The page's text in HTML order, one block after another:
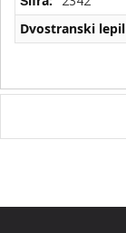
specifikacije